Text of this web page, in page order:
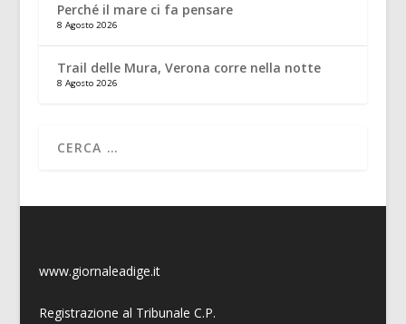
Perché il mare ci fa pensare
8 Agosto 2026
Trail delle Mura, Verona corre nella notte
8 Agosto 2026
www.giornaleadige.it
Registrazione al Tribunale C.P.